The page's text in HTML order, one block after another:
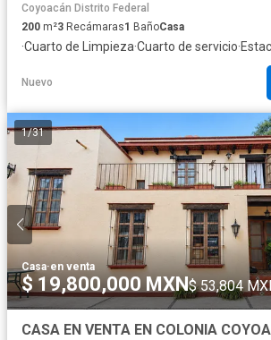
Coyoacán Distrito Federal
200 m²3 Recámaras1 BañoCasa
·Cuarto de Limpieza·Cuarto de servicio·
Nuevo
1/31
Casa·en venta
$ 19,800,000 MXN$ 53,804
CASA EN VENTA EN COLONIA